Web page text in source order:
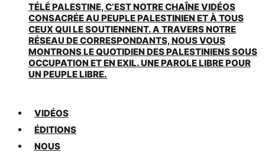
TÉLÉ PALESTINE, C’EST NOTRE CHAÎNE VIDÉOS
CONSACRÉE AU PEUPLE PALESTINIEN ET À TOUS
CEUX QUI LE SOUTIENNENT. A TRAVERS NOTRE
RÉSEAU DE CORRESPONDANTS, NOUS VOUS
MONTRONS LE QUOTIDIEN DES PALESTINIENS SOUS
OCCUPATION ET EN EXIL. UNE PAROLE LIBRE POUR
UN PEUPLE LIBRE.
VIDÉOS
ÉDITIONS
NOUS